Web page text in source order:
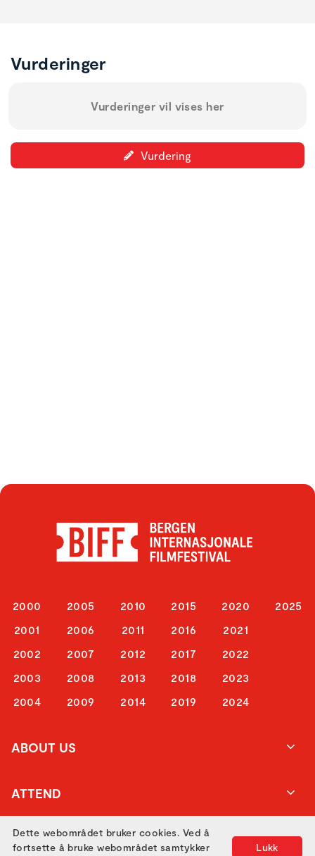
Vurderinger
Vurderinger vil vises her
Vurdering
2000
2001
2002
2003
2004
2005
2006
2007
2008
2009
2010
2011
2012
2013
2014
2015
2016
2017
2018
2019
2020
2021
2022
2023
2024
2025
ABOUT US
ATTEND
GET IN TOUCH
Lukk
Dette webområdet bruker cookies. Ved å
fortsette å bruke webområdet samtykker